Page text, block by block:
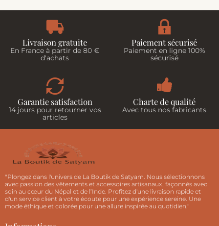
Livraison gratuite
En France à partir de 80 €
d'achats
Paiement sécurisé
Paiement en ligne 100%
sécurisé
Garantie satisfaction
14 jours pour retourner vos
articles
Charte de qualité
Avec tous nos fabricants
"Plongez dans l'univers de La Boutik de Satyam. Nous sélectionnons
avec passion des vêtements et accessoires artisanaux, façonnés avec
soin au cœur du Népal et de l’Inde. Profitez d'une livraison rapide et
d'un service client à votre écoute pour une expérience sereine. Une
mode éthique et colorée pour une allure inspirée au quotidien."